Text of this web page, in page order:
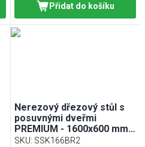
Přidat do košíku
Nerezový dřezový stůl s
posuvnými dveřmi
PREMIUM - 1600x600 mm -
s 2 dřezy vpravo
SKU: SSK166BR2